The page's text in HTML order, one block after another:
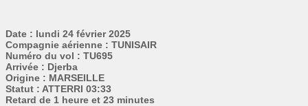
Date : lundi 24 février 2025
Compagnie aérienne : TUNISAIR
Numéro du vol : TU695
Arrivée : Djerba
Origine : MARSEILLE
Statut : ATTERRI 03:33
Retard de 1 heure et 23 minutes